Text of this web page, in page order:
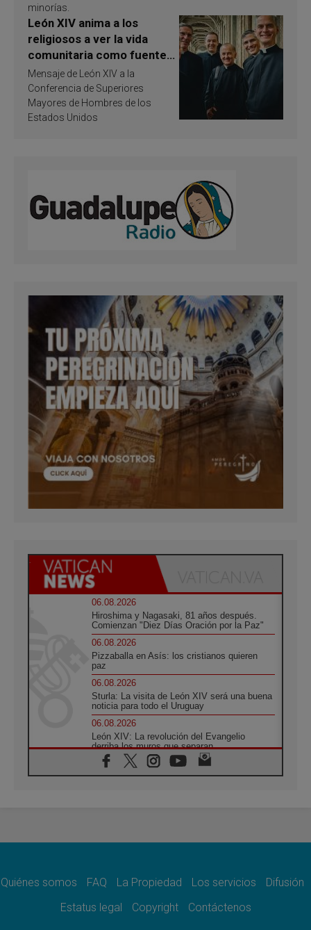
minorías.
León XIV anima a los
religiosos a ver la vida
comunitaria como fuente
de inspiración y
santificación
Mensaje de León XIV a la
Conferencia de Superiores
Mayores de Hombres de los
Estados Unidos
06.08.2026
Hiroshima y Nagasaki, 81 años después.
Comienzan "Diez Días Oración por la Paz"
06.08.2026
Pizzaballa en Asís: los cristianos quieren
paz
06.08.2026
Sturla: La visita de León XIV será una buena
noticia para todo el Uruguay
06.08.2026
León XIV: La revolución del Evangelio
derriba los muros que separan
06.08.2026
La Iglesia en Ceuta: caridad y esperanza
06.08.2026
06.08.2026
«construir la civilización del amor»
Quiénes somos FAQ La Propiedad Los servicios
Difusión
Estatus legal
Copyright Contáctenos